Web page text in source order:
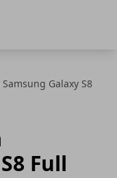
Galaxy S8
Full